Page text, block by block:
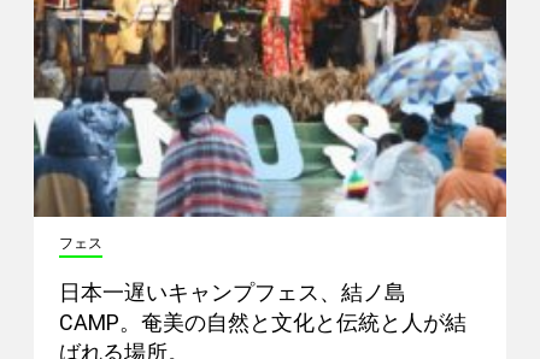
フェス
日本一遅いキャンプフェス、結ノ島
CAMP。奄美の自然と文化と伝統と人が結
ばれる場所。